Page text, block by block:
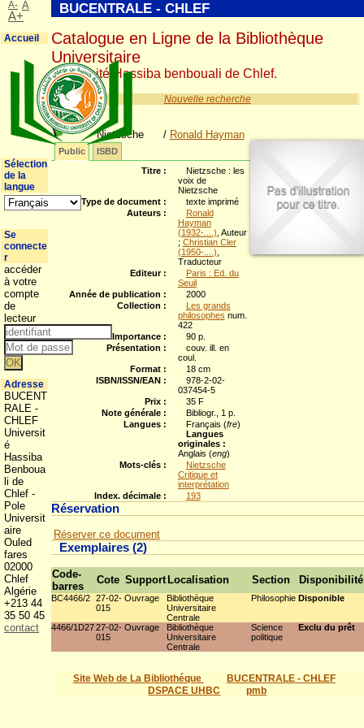
Nouvelle recherche
Nietzsche / Ronald Hayman
Public
ISBD
Titre :
Nietzsche : les
voix de
Nietzsche
Type de document :
texte imprimé
Auteurs :
Ronald
Hayman
(1932-....) , Auteur
; Christian Cler
(1950-....)
Traducteur
Editeur :
Paris : Ed. du
Seuil
Année de publication :
2000
Collection :
Les grands
philosophes num.
422
Importance :
90 p.
Présentation :
couv. ill. en
coul.
Format :
18 cm
ISBN/ISSN/EAN :
978-2-02-
037454-5
Prix :
35 F
Note générale :
Bibliogr., 1 p.
Langues :
Français (fre)
Langues
originales :
Anglais (eng)
Mots-clés :
Nietzsche
Critique et
interprétation
Index. décimale :
193
Réservation
Réserver ce document
Exemplaires (2)
Code-
barres
Cote Support Localisation Section Disponibilité
BC4466/2
27-02-
015
Ouvrage
Bibliothèque
Universitaire
Centrale
Philosophie Disponible
4466/1D2727-02-
015
Ouvrage
Bibliothèque
Universitaire
Centrale
Science
politique
Exclu du prêt
Site Web de La Bibliothéque
BUCENTRALE - CHLEF
DSPACE UHBC
pmb
BUCENTRALE - CHLEF
Catalogue en Ligne de la Bibliothèque
Universitaire
Université Hassiba benbouali de Chlef.
A- A
A+
Accueil
Sélection
de la
langue
Se
connecte
r
accéder
à votre
compte
de
lecteur
Adresse
BUCENT
RALE -
CHLEF
Universit
é
Hassiba
Benboua
li de
Chlef -
Pole
Universit
aire
Ouled
fares
02000
Chlef
Algérie
+213 44
35 50 45
contact